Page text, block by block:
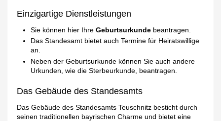
Einzigartige Dienstleistungen
Sie können hier IhreGeburtsurkunde beantragen.
Das Standesamt bietet auch Termine für Heiratswillige
an.
Neben der Geburtsurkunde können Sie auch andere
Urkunden, wie die Sterbeurkunde, beantragen.
Das Gebäude des Standesamts
Das Gebäude des Standesamts Teuschnitz besticht durch
seinen traditionellen bayrischen Charme und bietet eine